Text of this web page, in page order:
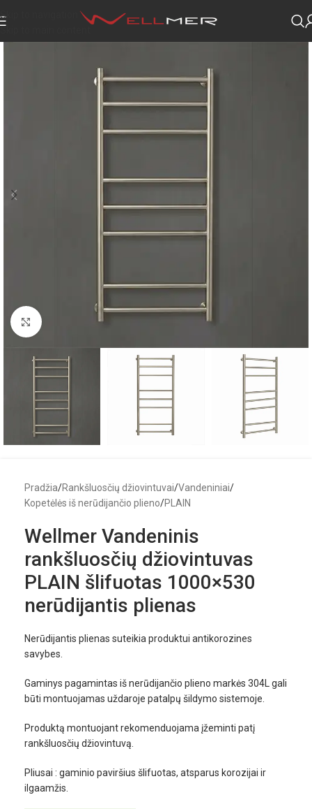
Skip to navigation
Click to enlarge
Pradžia/Rankšluosčių džiovintuvai/Vandeniniai/
Kopetėlės iš nerūdijančio plieno/PLAIN
Wellmer Vandeninis
rankšluosčių džiovintuvas
PLAIN šlifuotas 1000×530
nerūdijantis plienas
Nerūdijantis plienas suteikia produktui antikorozines
savybes.
Gaminys pagamintas iš nerūdijančio plieno markės 304L gali
būti montuojamas uždaroje patalpų šildymo sistemoje.
Produktą montuojant rekomenduojama įžeminti patį
rankšluosčių džiovintuvą.
Pliusai : gaminio paviršius šlifuotas, atsparus korozijai ir
ilgaamžis.